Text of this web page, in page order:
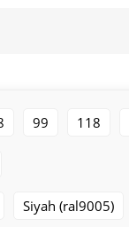
99 118
Siyah (ral9005)